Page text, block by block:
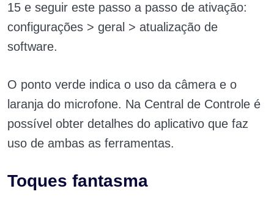
15 e seguir este passo a passo de ativação:
configurações > geral > atualização de
software.
O ponto verde indica o uso da câmera e o
laranja do microfone. Na Central de Controle é
possível obter detalhes do aplicativo que faz
uso de ambas as ferramentas.
Toques fantasma